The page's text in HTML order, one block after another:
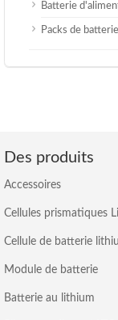
Batterie
Packs de
Des produits
Accessoires
Cellules prismatiques
Cellule de batterie
Module de batterie
Batterie au lithium